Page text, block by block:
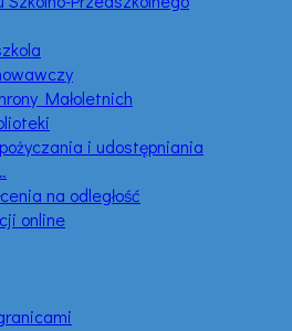
Małoletnich
i udostępniania
na odległość
online